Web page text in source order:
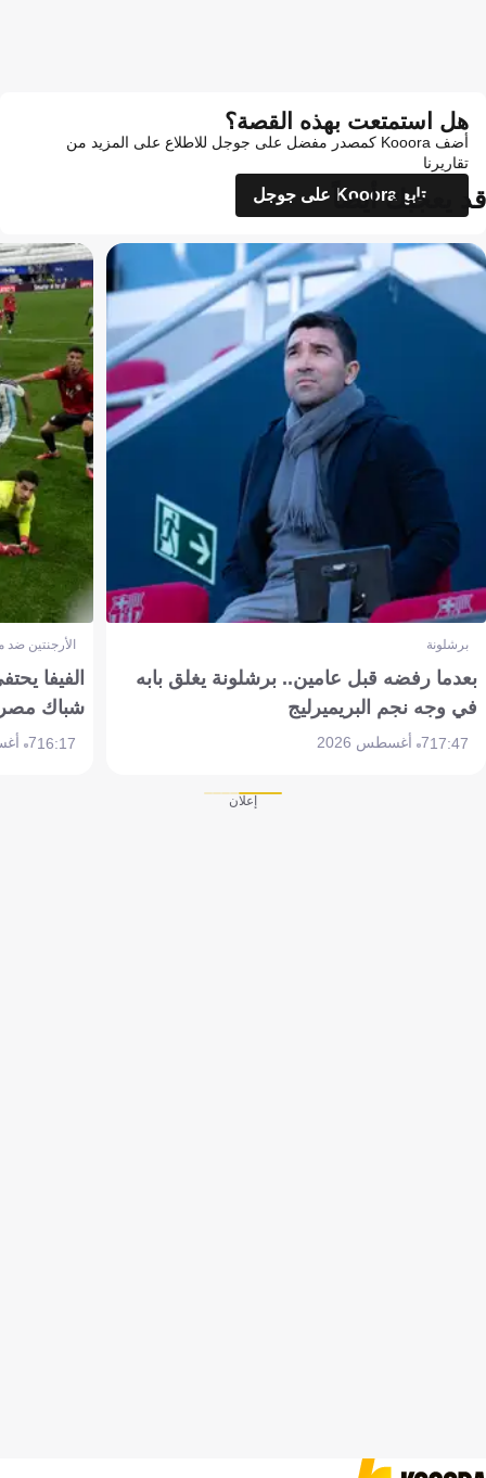
هل استمتعت بهذه القصة؟
أضف Kooora كمصدر مفضل على جوجل للاطلاع على المزيد من
تقاريرنا
تابع Kooora على جوجل
قد يعجبك أيضاً
برشلونة
بعدما رفضه قبل عامين.. برشلونة يغلق بابه
في وجه نجم البريميرليج
17:477 أغسطس 2026
الأرجنتين
الفيفا
شباك
16:177 أغسطس 2026
إعلان